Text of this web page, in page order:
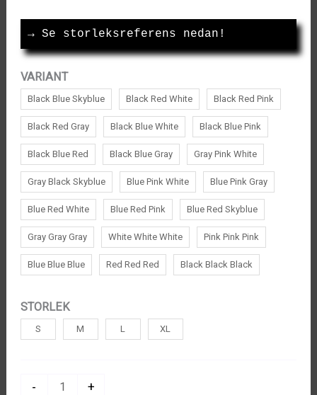
249kr.129kr.
→ Se storleksreferens nedan!
VARIANT
Black Blue Skyblue Black Red White Black Red Pink
Black Red Gray Black Blue White Black Blue Pink
Black Blue Red Black Blue Gray Gray Pink White
Gray Black Skyblue Blue Pink White Blue Pink Gray
Blue Red White Blue Red Pink Blue Red Skyblue
Gray Gray Gray White White White Pink Pink Pink
Blue Blue Blue Red Red Red Black Black Black
STORLEK
S M L XL
-
Storpack
+